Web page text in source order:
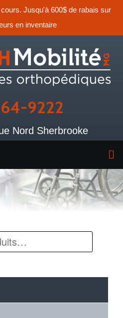
Jusqu'à 600$ de rabais sur
en inventaire
9222
Nord Sherbrooke